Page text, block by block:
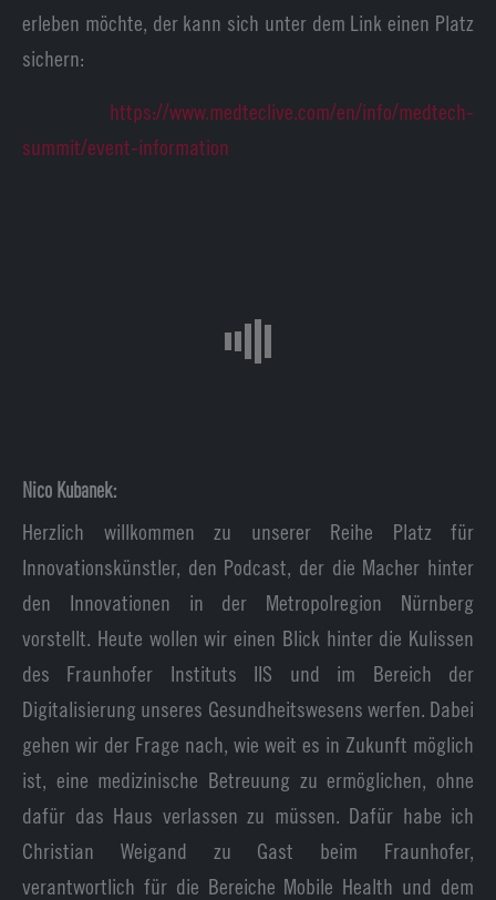
erleben möchte, der kann sich unter dem Link einen Platz
sichern:
https://www.medteclive.com/en/info/medtech-
summit/event-information
Nico Kubanek:
Herzlich willkommen zu unserer Reihe Platz für
Innovationskünstler, den Podcast, der die Macher hinter
den Innovationen in der Metropolregion Nürnberg
vorstellt. Heute wollen wir einen Blick hinter die Kulissen
des Fraunhofer Instituts IIS und im Bereich der
Digitalisierung unseres Gesundheitswesens werfen. Dabei
gehen wir der Frage nach, wie weit es in Zukunft möglich
ist, eine medizinische Betreuung zu ermöglichen, ohne
dafür das Haus verlassen zu müssen. Dafür habe ich
Christian Weigand zu Gast beim Fraunhofer,
verantwortlich für die Bereiche Mobile Health und dem